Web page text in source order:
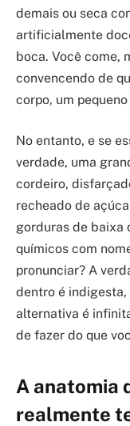
demais ou seca
artificialmente
boca. Você come,
convencendo de
corpo, um
No entanto, e se
verdade, uma
cordeiro,
recheado de
gorduras de baixa
químicos com
pronunciar? A
dentro é indigesta,
alternativa é
de fazer do que
A anatomia
realmente